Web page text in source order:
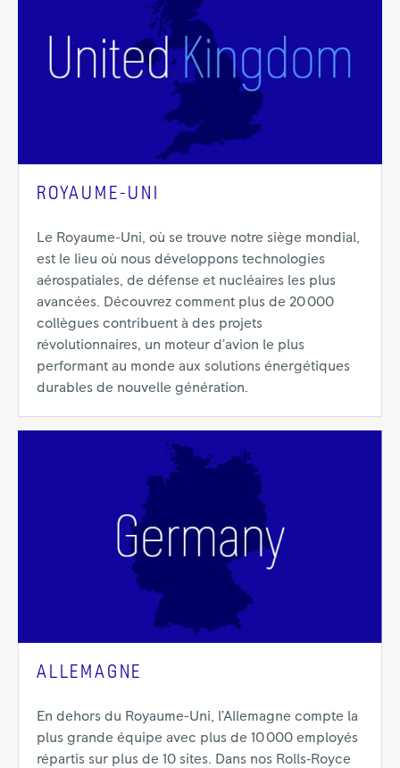
ROYAUME-UNI
Le Royaume-Uni, où se trouve notre siège mondial,
est le lieu où nous développons technologies
aérospatiales, de défense et nucléaires les plus
avancées. Découvrez comment plus de 20 000
collègues contribuent à des projets
révolutionnaires, un moteur d’avion le plus
performant au monde aux solutions énergétiques
durables de nouvelle génération.
ALLEMAGNE
En dehors du Royaume-Uni, l’Allemagne compte la
plus grande équipe avec plus de 10 000 employés
répartis sur plus de 10 sites. Dans nos Rolls‑Royce